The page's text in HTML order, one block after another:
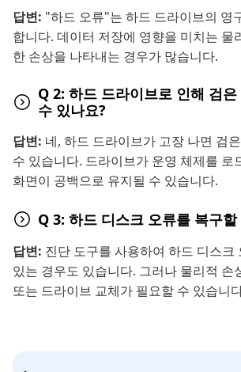
답변: "하드 오류"는 하드 드라이브의 영
합니다. 데이터 저장에 영향을 미치는 물
한 손상을 나타내는 경우가 많습니다.
Q 2: 하드 드라이브로 인해 검
수 있나요?
답변: 네, 하드 드라이브가 고장 나면 검
수 있습니다. 드라이브가 운영 체제를 로
화면이 공백으로 유지될 수 있습니다.
Q 3: 하드 디스크 오류를 복구할
답변: 진단 도구를 사용하여 하드 디스크
있는 경우도 있습니다. 그러나 물리적 손
또는 드라이브 교체가 필요할 수 있습니